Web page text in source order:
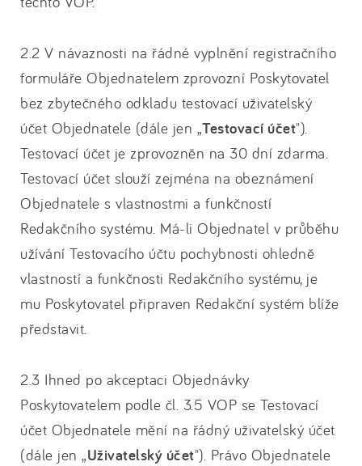
2.2 V návaznosti na řádné vyplnění registračního
formuláře Objednatelem zprovozní Poskytovatel
bez zbytečného odkladu testovací uživatelský
účet Objednatele (dále jen „Testovací účet").
Testovací účet je zprovozněn na 30 dní zdarma.
Testovací účet slouží zejména na obeznámení
Objednatele s vlastnostmi a funkčností
Redakčního systému. Má-li Objednatel v průběhu
užívání Testovacího účtu pochybnosti ohledně
vlastností a funkčnosti Redakčního systému, je
mu Poskytovatel připraven Redakční systém blíže
představit.
2.3 Ihned po akceptaci Objednávky
Poskytovatelem podle čl. 3.5 VOP se Testovací
účet Objednatele mění na řádný uživatelský účet
(dále jen „Uživatelský účet"). Právo Objednatele